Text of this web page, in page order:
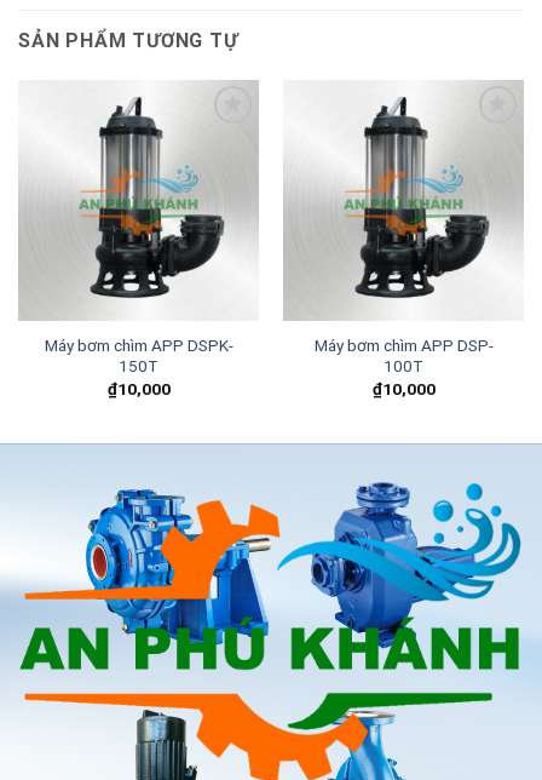
SẢN PHẨM TƯƠNG TỰ
wishlist
Máy bơm chìm APP DSPK-
150T
₫10,000
wishlist
Máy bơm chìm APP DSP-
100T
₫10,000